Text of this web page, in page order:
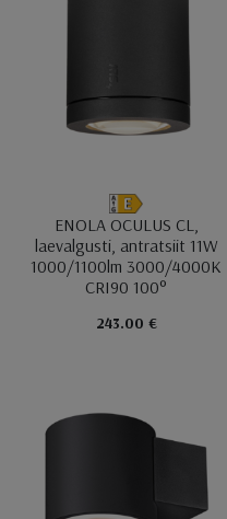
ENOLA OCULUS CL,
laevalgusti, antratsiit 11W
1000/1100lm 3000/4000K
CRI90 100°
243.00 €